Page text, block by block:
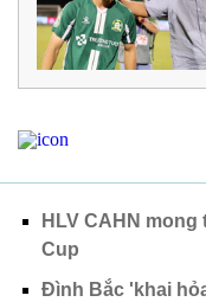
HLV CAHN
Cup
Đình Bắc 'khai